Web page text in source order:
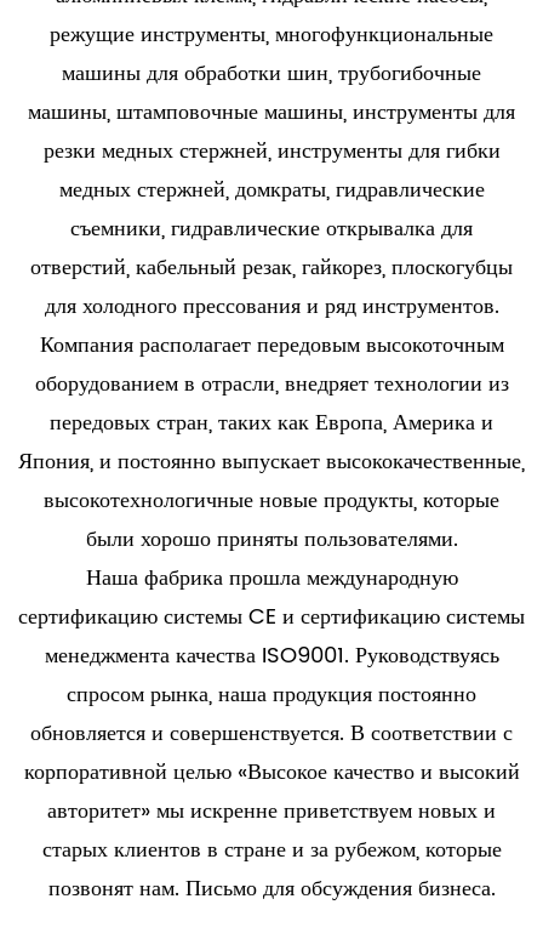
режущие инструменты, многофункциональные
машины для обработки шин, трубогибочные
машины, штамповочные машины, инструменты для
резки медных стержней, инструменты для гибки
медных стержней, домкраты, гидравлические
съемники, гидравлические открывалка для
отверстий, кабельный резак, гайкорез, плоскогубцы
для холодного прессования и ряд инструментов.
Компания располагает передовым высокоточным
оборудованием в отрасли, внедряет технологии из
передовых стран, таких как Европа, Америка и
Япония, и постоянно выпускает высококачественные,
высокотехнологичные новые продукты, которые
были хорошо приняты пользователями.
Наша фабрика прошла международную
сертификацию системы CE и сертификацию системы
менеджмента качества ISO9001. Руководствуясь
спросом рынка, наша продукция постоянно
обновляется и совершенствуется. В соответствии с
корпоративной целью «Высокое качество и высокий
авторитет» мы искренне приветствуем новых и
старых клиентов в стране и за рубежом, которые
позвонят нам. Письмо для обсуждения бизнеса.